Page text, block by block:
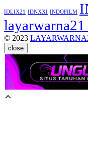
IDLIX21 IDNXXI INDOFILM
© 2023
close